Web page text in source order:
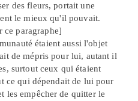
des fleurs, portait une
le mieux qu'il pouvait.
ce paragraphe]
étaient aussi l'objet
de mépris pour lui, autant il
surtout ceux qui étaient
ce qui dépendait de lui pour
les empêcher de quitter le